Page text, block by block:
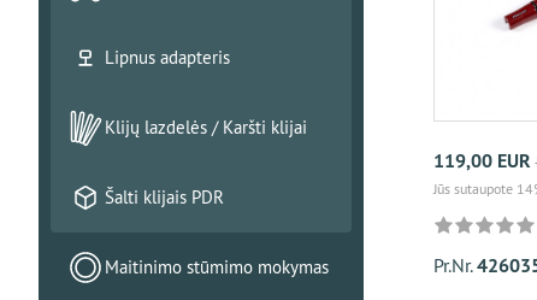
119,00 EUR
Jūs sutaupote
Pr.Nr.
Lipnus adapteris
Klijų lazdelės / Karšti klijai
Šalti klijais PDR
Maitinimo stūmimo mokymas